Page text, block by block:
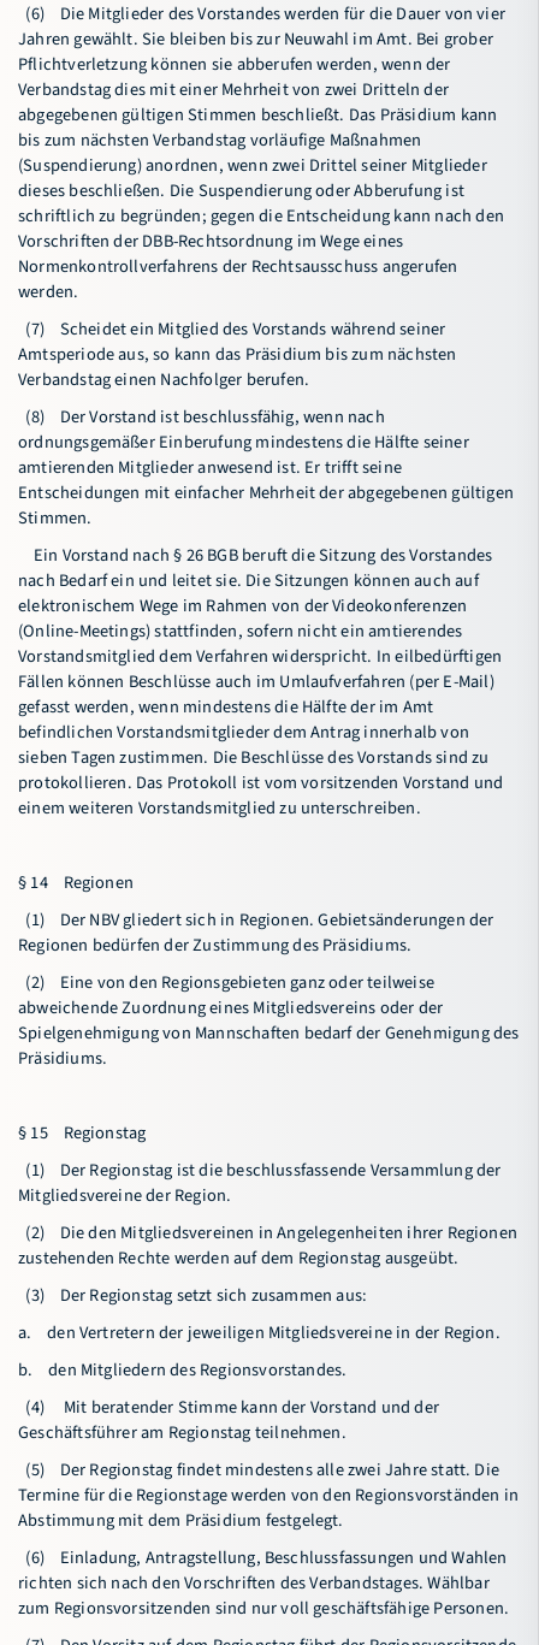
(6) Die Mitglieder des Vorstandes werden für die Dauer von vier
Jahren gewählt. Sie bleiben bis zur Neuwahl im Amt. Bei grober
Pflichtverletzung können sie abberufen werden, wenn der
Verbandstag dies mit einer Mehrheit von zwei Dritteln der
abgegebenen gültigen Stimmen beschließt. Das Präsidium kann
bis zum nächsten Verbandstag vorläufige Maßnahmen
(Suspendierung) anordnen, wenn zwei Drittel seiner Mitglieder
dieses beschließen. Die Suspendierung oder Abberufung ist
schriftlich zu begründen; gegen die Entscheidung kann nach den
Vorschriften der DBB-Rechtsordnung im Wege eines
Normenkontrollverfahrens der Rechtsausschuss angerufen
werden.
(7) Scheidet ein Mitglied des Vorstands während seiner
Amtsperiode aus, so kann das Präsidium bis zum nächsten
Verbandstag einen Nachfolger berufen.
(8) Der Vorstand ist beschlussfähig, wenn nach
ordnungsgemäßer Einberufung mindestens die Hälfte seiner
amtierenden Mitglieder anwesend ist. Er trifft seine
Entscheidungen mit einfacher Mehrheit der abgegebenen gültigen
Stimmen.
Ein Vorstand nach § 26 BGB beruft die Sitzung des Vorstandes
nach Bedarf ein und leitet sie. Die Sitzungen können auch auf
elektronischem Wege im Rahmen von der Videokonferenzen
(Online-Meetings) stattfinden, sofern nicht ein amtierendes
Vorstandsmitglied dem Verfahren widerspricht. In eilbedürftigen
Fällen können Beschlüsse auch im Umlaufverfahren (per E-Mail)
gefasst werden, wenn mindestens die Hälfte der im Amt
befindlichen Vorstandsmitglieder dem Antrag innerhalb von
sieben Tagen zustimmen. Die Beschlüsse des Vorstands sind zu
protokollieren. Das Protokoll ist vom vorsitzenden Vorstand und
einem weiteren Vorstandsmitglied zu unterschreiben.
§ 14 Regionen
(1) Der NBV gliedert sich in Regionen. Gebietsänderungen der
Regionen bedürfen der Zustimmung des Präsidiums.
(2) Eine von den Regionsgebieten ganz oder teilweise
abweichende Zuordnung eines Mitgliedsvereins oder der
Spielgenehmigung von Mannschaften bedarf der Genehmigung des
Präsidiums.
§ 15 Regionstag
(1) Der Regionstag ist die beschlussfassende Versammlung der
Mitgliedsvereine der Region.
(2) Die den Mitgliedsvereinen in Angelegenheiten ihrer Regionen
zustehenden Rechte werden auf dem Regionstag ausgeübt.
(3) Der Regionstag setzt sich zusammen aus:
a. den Vertretern der jeweiligen Mitgliedsvereine in der Region.
b. den Mitgliedern des Regionsvorstandes.
(4) Mit beratender Stimme kann der Vorstand und der
Geschäftsführer am Regionstag teilnehmen.
(5) Der Regionstag findet mindestens alle zwei Jahre statt. Die
Termine für die Regionstage werden von den Regionsvorständen in
Abstimmung mit dem Präsidium festgelegt.
(6) Einladung, Antragstellung, Beschlussfassungen und Wahlen
richten sich nach den Vorschriften des Verbandstages. Wählbar
zum Regionsvorsitzenden sind nur voll geschäftsfähige Personen.